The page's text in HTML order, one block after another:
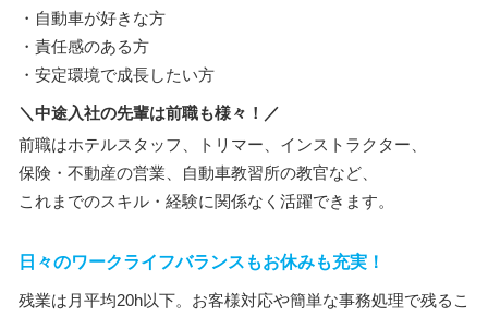
・自動車が好きな方
・責任感のある方
・安定環境で成長したい方
＼中途入社の先輩は前職も様々！／
前職はホテルスタッフ、トリマー、インストラクター、
保険・不動産の営業、自動車教習所の教官など、
これまでのスキル・経験に関係なく活躍できます。
日々のワークライフバランスもお休みも充実！
残業は月平均20h以下。お客様対応や簡単な事務処理で残るこ